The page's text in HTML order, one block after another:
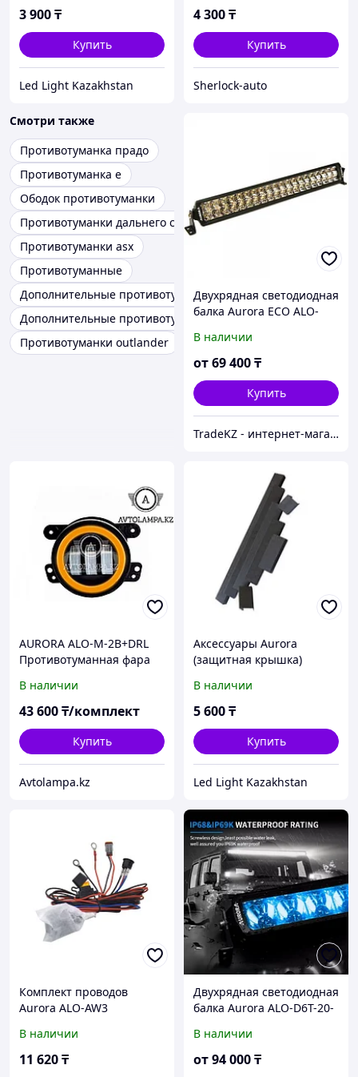
3 900₸
Купить
Led Light Kazakhstan
4 300₸
Купить
Sherlock-auto
Смотри также
Противотуманка прадо
Противотуманка е
Ободок противотуманки
Противотуманки дальнего света
Противотуманки asx
Противотуманные
Дополнительные противотуманные фары Бренд Aurora
Дополнительные противотуманки
Противотуманки outlander
Двухрядная светодиодная
балка Aurora ECO ALO-
В наличии
от69 400₸
Купить
TradeKZ - интернет-магазин
AURORA ALO-M-2B+DRL
Противотуманная фара
Поворотник DRL
В наличии
43 600₸/комплект
Купить
Avtolampa.kz
Аксессуары Aurora
(защитная крышка)
В наличии
5 600₸
Купить
Led Light Kazakhstan
Комплект проводов
Aurora ALO-AW3
В наличии
11 620₸
Двухрядная светодиодная
балка Aurora ALO-D6T-20-
В наличии
от94 000₸